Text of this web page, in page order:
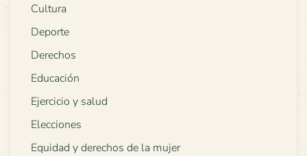
Cultura
Deporte
Derechos
Educación
Ejercicio y salud
Elecciones
Equidad y derechos de la mujer